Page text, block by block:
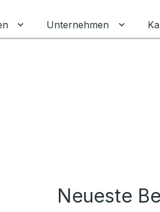
umschalten
Untermenü für
Unternehmen
Neueste